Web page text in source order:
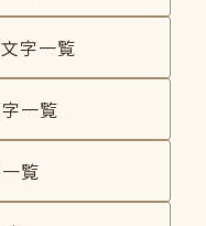
字一覧
一覧
覧